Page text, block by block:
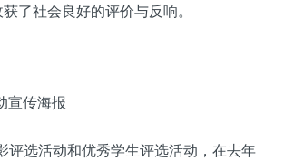
了社会良好的评价与反响。
宣传海报
评选活动和优秀学生评选活动，在去年